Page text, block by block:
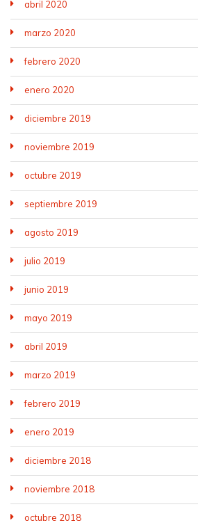
abril 2020
marzo 2020
febrero 2020
enero 2020
diciembre 2019
noviembre 2019
octubre 2019
septiembre 2019
agosto 2019
julio 2019
junio 2019
mayo 2019
abril 2019
marzo 2019
febrero 2019
enero 2019
diciembre 2018
noviembre 2018
octubre 2018